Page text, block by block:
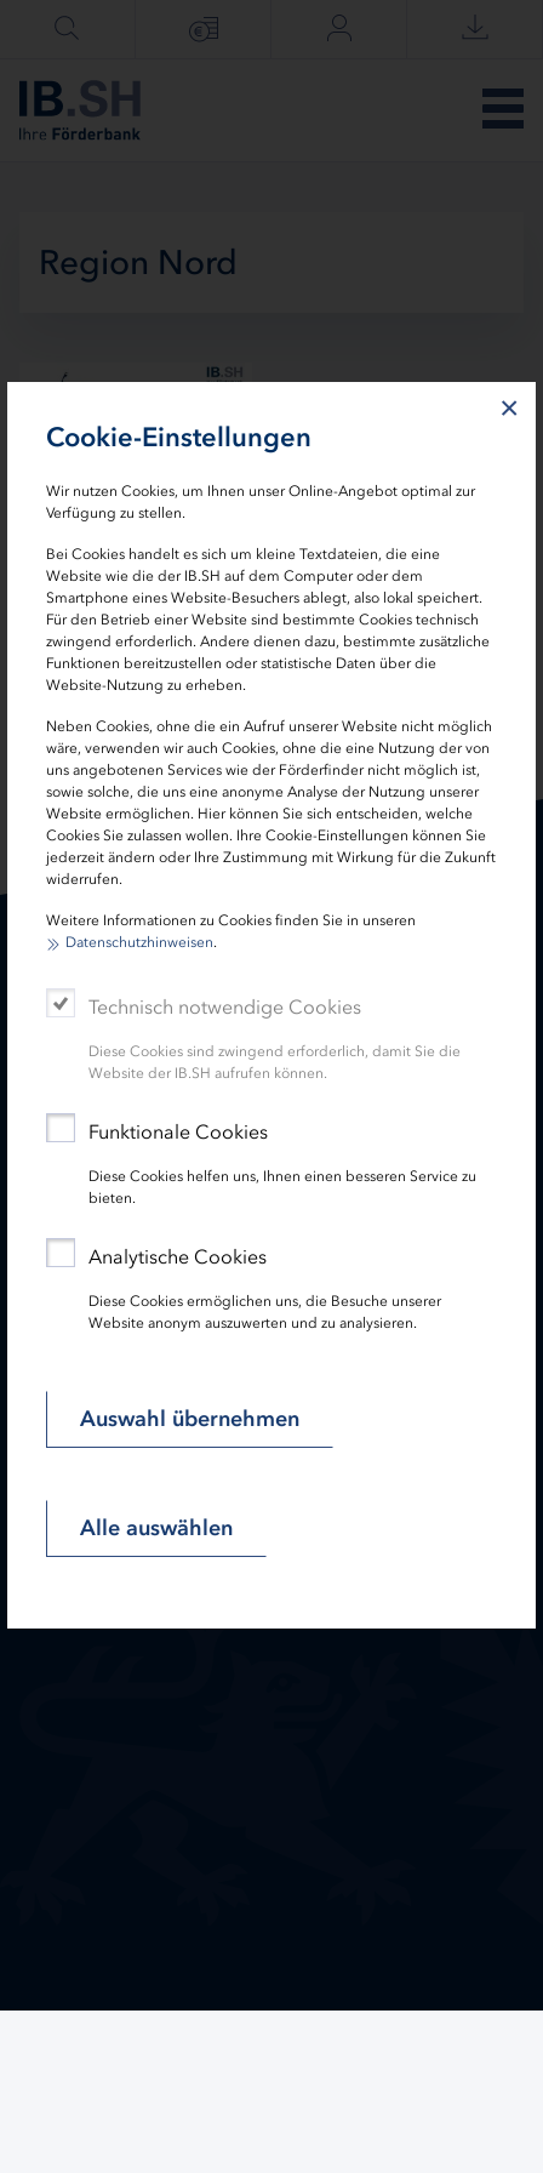
Cookie-Einstellungen
Wir nutzen Cookies, um Ihnen unser Online-Angebot optimal zur
Verfügung zu stellen.
Bei Cookies handelt es sich um kleine Textdateien, die eine
Website wie die der IB.SH auf dem Computer oder dem
Smartphone eines Website-Besuchers ablegt, also lokal speichert.
Für den Betrieb einer Website sind bestimmte Cookies technisch
zwingend erforderlich. Andere dienen dazu, bestimmte zusätzliche
Funktionen bereitzustellen oder statistische Daten über die
Website-Nutzung zu erheben.
Neben Cookies, ohne die ein Aufruf unserer Website nicht möglich
wäre, verwenden wir auch Cookies, ohne die eine Nutzung der von
uns angebotenen Services wie der Förderfinder nicht möglich ist,
sowie solche, die uns eine anonyme Analyse der Nutzung unserer
Website ermöglichen. Hier können Sie sich entscheiden, welche
Cookies Sie zulassen wollen. Ihre Cookie-Einstellungen können Sie
jederzeit ändern oder Ihre Zustimmung mit Wirkung für die Zukunft
widerrufen.
Weitere Informationen zu Cookies finden Sie in unseren
Datenschutzhinweisen.
Technisch notwendige Cookies
Diese Cookies sind zwingend erforderlich, damit Sie die
Website der IB.SH aufrufen können.
Funktionale Cookies
Diese Cookies helfen uns, Ihnen einen besseren Service zu
bieten.
Analytische Cookies
Diese Cookies ermöglichen uns, die Besuche unserer
Website anonym auszuwerten und zu analysieren.
Auswahl übernehmen
Alle auswählen
×
Menü überspringen
Region Nord
Region Nord
Flensburg Stadt, Kiel, Nordfriesland, Ostholstein, Plön,
Rendsburg-Eckernförde, Schleswig-Flensburg, Stormarn
SEITE TEILEN:
Karriere
Kontakt Termine
Service
Newsletter
Folgen Sie uns:
Lesen Sie unseren Hinweis zu gendergerechter Sprache!
Startseite
Barrierefreiheit Sitemap